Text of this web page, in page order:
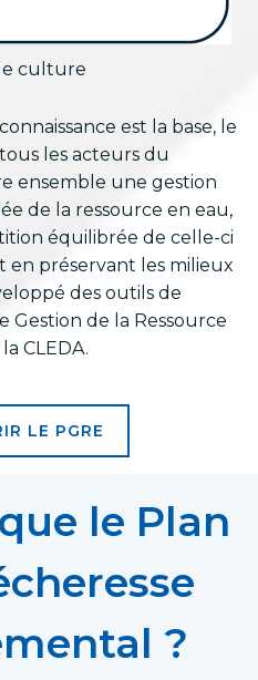
culture
est la base, le
les acteurs du
ensemble une gestion
de la ressource en eau,
équilibrée de celle-ci
en préservant les milieux
des outils de
Gestion de la Ressource
CLEDA.
LE PGRE
le Plan
?